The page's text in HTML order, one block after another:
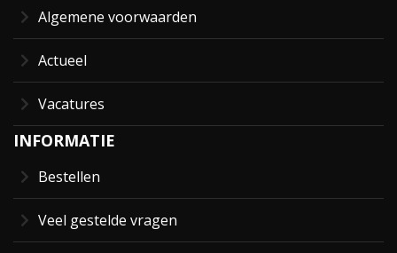
Algemene voorwaarden
Actueel
Vacatures
INFORMATIE
Bestellen
Veel gestelde vragen